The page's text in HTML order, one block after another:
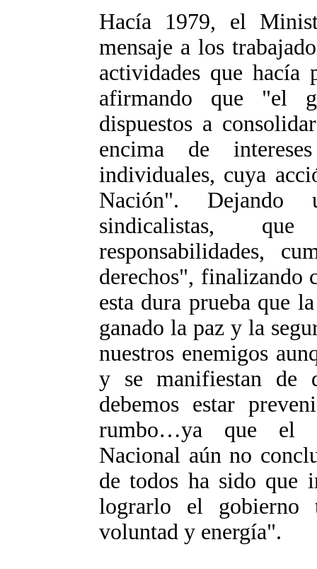
Hacía 1979, el
mensaje a los
actividades que hacía
afirmando que "el
dispuestos a
encima de
individuales, cuya
Nación". Dejando
sindicalistas,
responsabilidades,
derechos", finalizando
esta dura prueba que
ganado la paz y la
nuestros enemigos
y se manifiestan de
debemos estar
rumbo…ya que el
Nacional aún no
de todos ha sido que
lograrlo el gobierno
voluntad y energía".